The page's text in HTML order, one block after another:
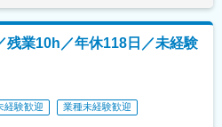
残業10h／年休118日／未経験
経験歓迎 業種未経験歓迎